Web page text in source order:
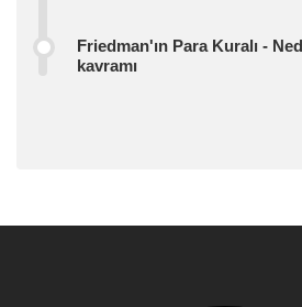
Friedman'ın Para Kuralı -
kavramı